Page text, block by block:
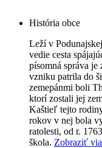
História obce
Leží v
vedie cesta
písomná správa
vzniku patrila do
zemepánmi boli
ktorí zostali jej
Kaštieľ tejto
rokov v nej bola
ratolesti, od r.
škola. Zobraziť